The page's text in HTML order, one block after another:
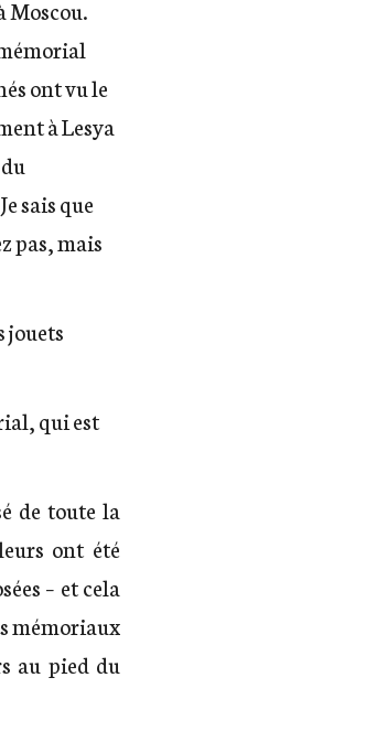
Moscou.
ont vu le
à Lesya
sais que
pas, mais
jouets
, qui est
de toute la
ont été
– et cela
mémoriaux
au pied du